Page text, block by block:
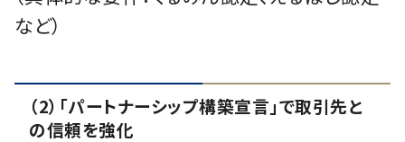
など）
（2）「パートナーシップ構築宣言」で取引先と
の信頼を強化